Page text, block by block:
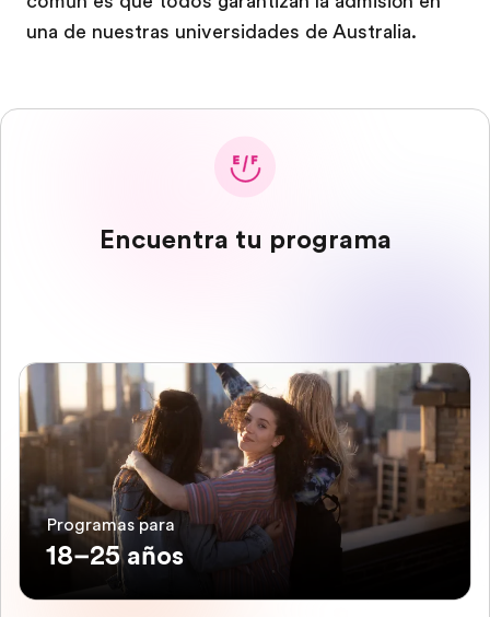
una de nuestras universidades de Australia.
Encuentra tu programa
Programas para
18–25 años